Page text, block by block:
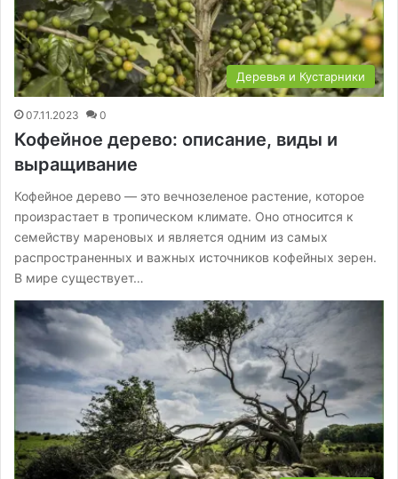
Деревья и Кустарники
07.11.2023 0
Кофейное дерево: описание, виды и
выращивание
Кофейное дерево — это вечнозеленое растение, которое
произрастает в тропическом климате. Оно относится к
семейству мареновых и является одним из самых
распространенных и важных источников кофейных зерен.
В мире существует…